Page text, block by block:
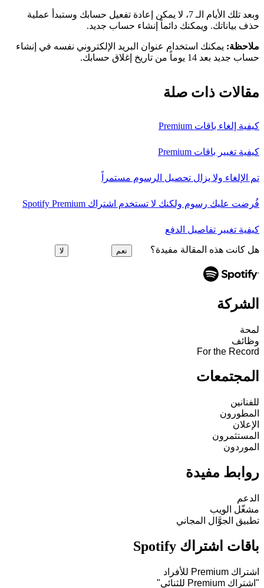
وبعد تلك الأيام الـ 7، لا يمكن إعادة تفعيل حسابك وستبدأ عملية
حذف بياناتك. ويمكنك دائماً إنشاء حساب جديد.
ملاحظة: يمكنك استخدام عنوان البريد الإلكتروني نفسه في إنشاء
حساب جديد بعد 14 يوماً من تاريخ إغلاق حسابك.
مقالات ذات صلة
كيفية إلغاء باقات Premium
كيفية تغيير باقات Premium
تم الإلغاء ولا يزال تحصيل الرسوم مستمراً
فُرضت عليك رسوم ولكنك لا تستخدم اشتراك Spotify Premium
كيفية تغيير تفاصيل الدفع
هل كانت هذه المقالة مفيدة؟ نعم لا
الشركة
لمحة
وظائف
For the Record
المجتمعات
للفنانين
المطورون
الإعلان
المستثمرون
الموردون
روابط مفيدة
الدعم
مشغّل الويب
تطبيق الجوَّال المجاني
باقات اشتراك Spotify
اشتراك Premium للأفراد
"اشتراك Premium للثنائي"